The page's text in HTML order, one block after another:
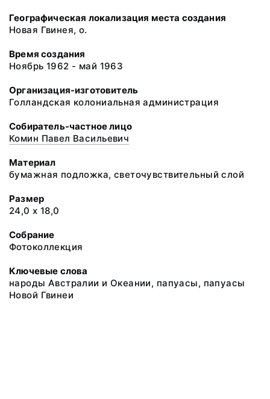
Географическая локализация места создания
Новая Гвинея, о.
Время создания
Ноябрь 1962 - май 1963
Организация-изготовитель
Голландская колониальная администрация
Собиратель-частное лицо
Комин Павел Васильевич
Материал
бумажная подложка, светочувствительный слой
Размер
24,0 х 18,0
Собрание
Фотоколлекция
Ключевые слова
народы Австралии и Океании, папуасы, папуасы
Новой Гвинеи